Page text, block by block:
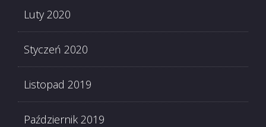
Luty 2020
Styczeń 2020
Listopad 2019
Październik 2019